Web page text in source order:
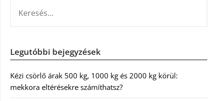
Legutóbbi bejegyzések
Kézi csörlő árak 500 kg, 1000 kg és 2000 kg körül:
mekkora eltérésekre számíthatsz?